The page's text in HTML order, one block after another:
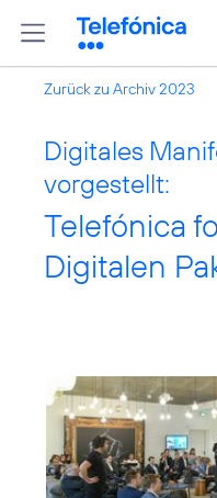
Zurück zu Archiv 2023
Digitales
vorgestellt:
Telefónica
Digitalen